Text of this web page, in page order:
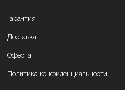
Гарантия
Доставка
Оферта
Политика конфиденциальности